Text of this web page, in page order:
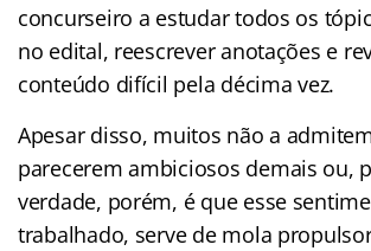
concurseiro a estudar todos os
no edital, reescrever anotações e
conteúdo difícil pela décima vez.
Apesar disso, muitos não a
parecerem ambiciosos demais ou,
verdade, porém, é que esse
trabalhado, serve de mola